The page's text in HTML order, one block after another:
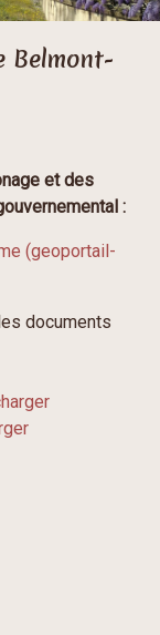
Belmont-
et des
:
(geoportail-
documents